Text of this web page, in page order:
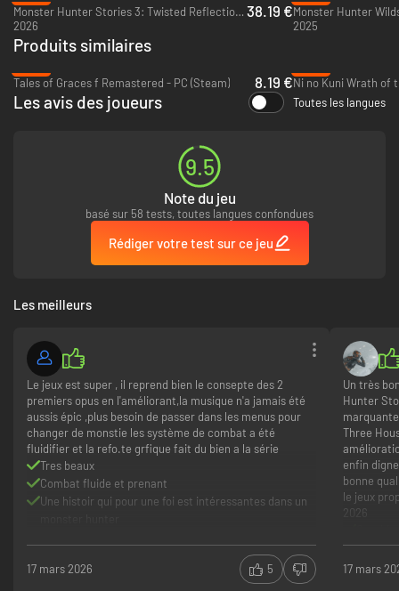
Monster Hunter Stories 3: Twisted Reflection - PC (Steam)
2026
38.19 €Monster Hunter
2025
Produits similaires
Tales of Graces f Remastered - PC (Steam)
8.19 €
Les avis des joueurs Toutes les langues
9.5
Note du jeu
basé sur 58 tests, toutes langues confondues
Rédiger votre test sur ce jeu
Les meilleurs
Le jeux est super , il reprend bien le consepte des 2
premiers opus en l'améliorant,la musique n'a jamais été
aussis épic ,plus besoin de passer dans les menus pour
changer de monstie les système de combat a été
fluidifier et la refo.te grfique fait du bien a la série
Tres beaux
Combat fluide et prenant
Une histoir qui pour une foi est intéressantes dans un
17 mars 2026 5
Un très
Hunter
Three
enfin
bonne
le jeux
2026
Histoire
17 mars